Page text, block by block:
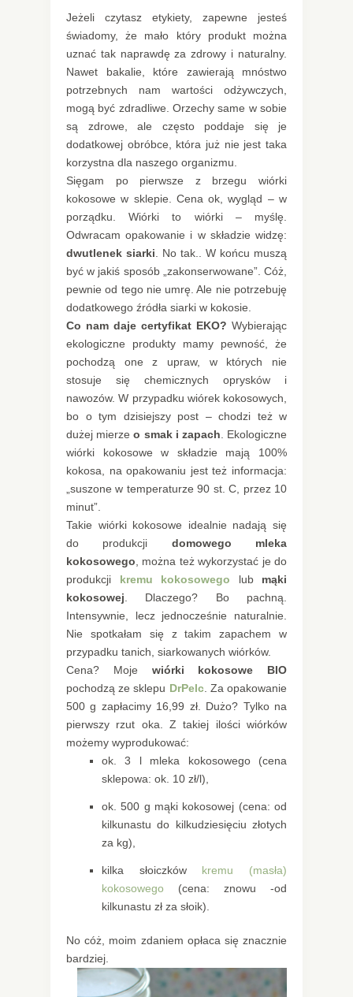
Jeżeli czytasz etykiety, zapewne jesteś
świadomy, że mało który produkt można
uznać tak naprawdę za zdrowy i naturalny.
Nawet bakalie, które zawierają mnóstwo
potrzebnych nam wartości odżywczych,
mogą być zdradliwe. Orzechy same w sobie
są zdrowe, ale często poddaje się je
dodatkowej obróbce, która już nie jest taka
korzystna dla naszego organizmu.
Sięgam po pierwsze z brzegu wiórki
kokosowe w sklepie. Cena ok, wygląd – w
porządku. Wiórki to wiórki – myślę.
Odwracam opakowanie i w składzie widzę:
dwutlenek siarki . No tak.. W końcu muszą
być w jakiś sposób „zakonserwowane”. Cóż,
pewnie od tego nie umrę. Ale nie potrzebuję
dodatkowego źródła siarki w kokosie.
Co nam daje certyfikat EKO? Wybierając
ekologiczne produkty mamy pewność, że
pochodzą one z upraw, w których nie
stosuje się chemicznych oprysków i
nawozów. W przypadku wiórek kokosowych,
bo o tym dzisiejszy post – chodzi też w
dużej mierzeo smak i zapach . Ekologiczne
wiórki kokosowe w składzie mają 100%
kokosa, na opakowaniu jest też informacja:
„suszone w temperaturze 90 st. C, przez 10
minut”.
Takie wiórki kokosowe idealnie nadają się
do produkcji domowego mleka
kokosowego , można też wykorzystać je do
produkcji kremu kokosowego lub mąki
kokosowej . Dlaczego? Bo pachną.
Intensywnie, lecz jednocześnie naturalnie.
Nie spotkałam się z takim zapachem w
przypadku tanich, siarkowanych wiórków.
Cena? Moje wiórki kokosowe BIO
pochodzą ze sklepu DrPelc. Za opakowanie
500 g zapłacimy 16,99 zł. Dużo? Tylko na
pierwszy rzut oka. Z takiej ilości wiórków
możemy wyprodukować:
ok. 3 l mleka kokosowego (cena
sklepowa: ok. 10 zł/l),
ok. 500 g mąki kokosowej (cena: od
kilkunastu do kilkudziesięciu złotych
za kg),
kilka słoiczków kremu (masła)
kokosowego (cena: znowu -od
kilkunastu zł za słoik).
No cóż, moim zdaniem opłaca się znacznie
bardziej.